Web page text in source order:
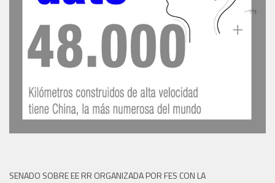
SENADO SOBRE EE RR ORGANIZADA POR FES CON LA